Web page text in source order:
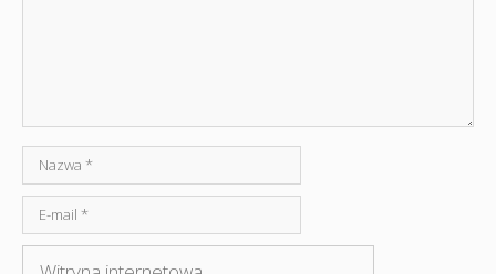
Nazwa
mail